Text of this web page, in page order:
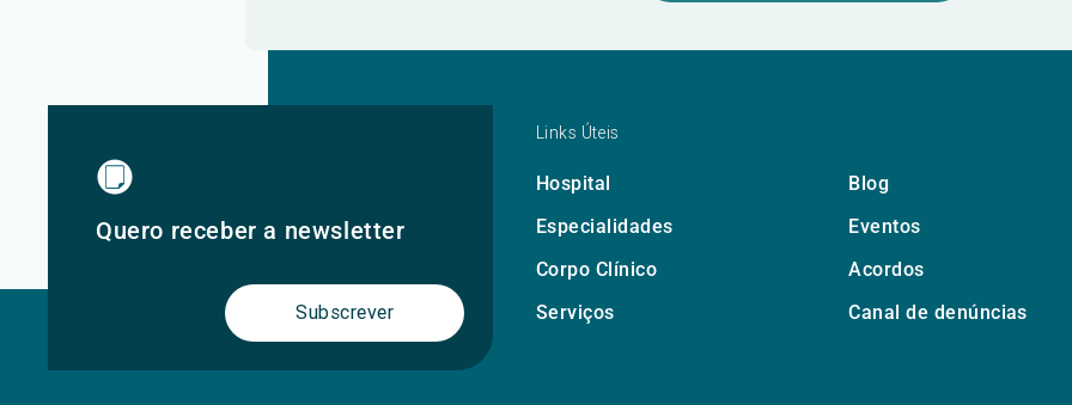
Quero receber a newsletter
Subscrever
Links Úteis
Hospital
Blog
Especialidades
Eventos
Corpo Clínico
Acordos
Serviços
Canal de denúncias